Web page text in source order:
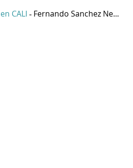
CALI - Fernando Sanchez Ne...